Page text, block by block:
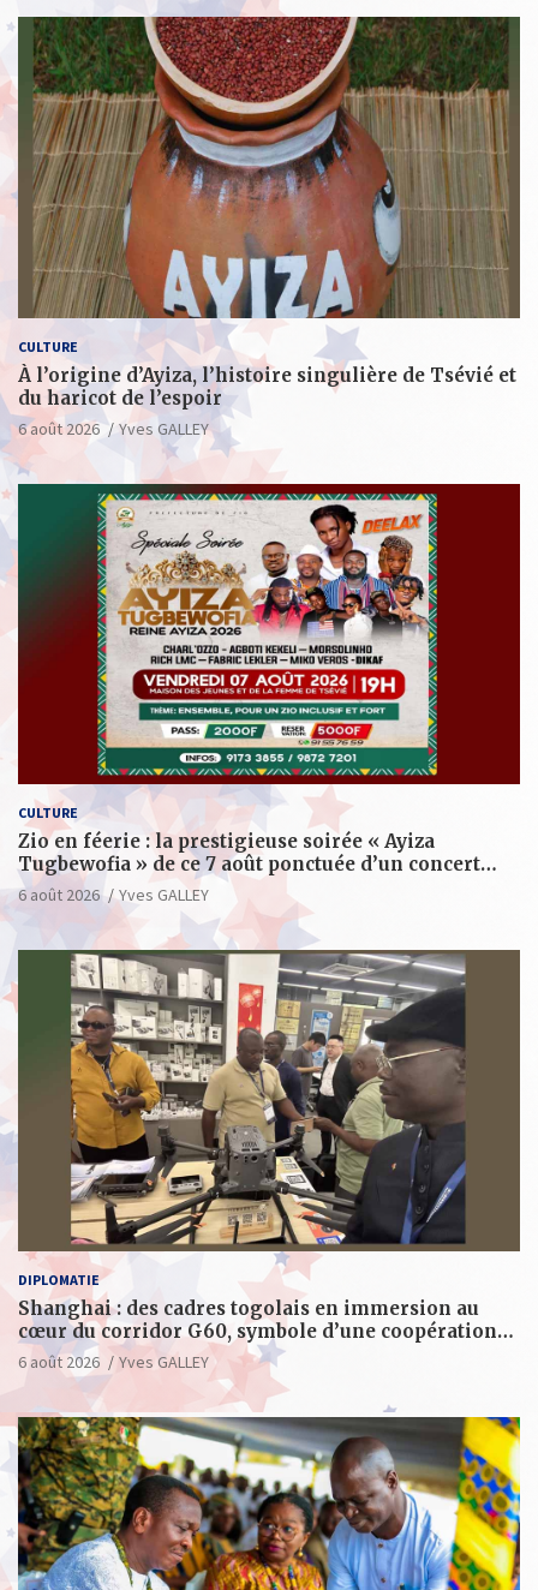
CULTURE
À l’origine d’Ayiza, l’histoire singulière de Tsévié et
du haricot de l’espoir
6 août 2026 Yves GALLEY
CULTURE
Zio en féerie : la prestigieuse soirée « Ayiza
Tugbewofia » de ce 7 août ponctuée d’un concert
XXL d’anthologie
6 août 2026 Yves GALLEY
DIPLOMATIE
Shanghai : des cadres togolais en immersion au
cœur du corridor G60, symbole d’une coopération
sino-togolaise axée sur l’excellence et le leadership
d’impact
6 août 2026 Yves GALLEY